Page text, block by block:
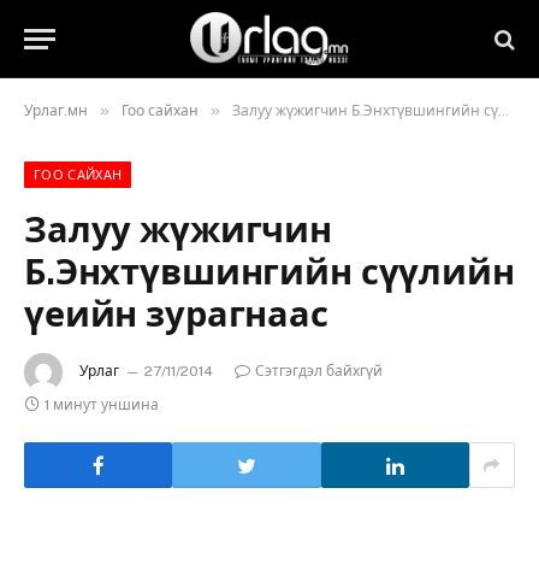
Урлаг.мн » Гоо сайхан » Залуу жүжигчин Б.Энхтүвшингийн сүүлийн үеийн зурагнаас
ГОО САЙХАН
Залуу жүжигчин
Б.Энхтүвшингийн сүүлийн
үеийн зурагнаас
Урлаг 27/11/2014
Сэтгэгдэл байхгүй
1 минут уншина